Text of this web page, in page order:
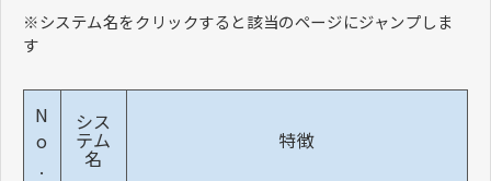
※システム名をクリックすると該当のページにジャンプしま
す
N
o
.
シス
テム
名
特徴